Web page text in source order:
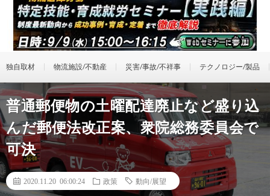
独自取材 物流施設/不動産 災害/事故/不祥事 テクノロジー/製品
普通郵便物の土曜配達廃止など盛り込
んだ郵便法改正案、衆院総務委員会で
可決
2020.11.20 06:00:24 政策 動向/展望